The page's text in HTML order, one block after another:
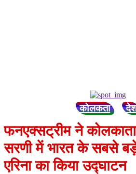
कोलकता
फनएक्सट्रीम ने
सरणी में भारत के सबसे बड़े
एरिना का किया उद्घाटन